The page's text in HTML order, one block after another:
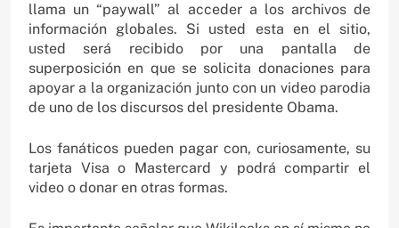
llama un “paywall” al acceder a los archivos de
información globales. Si usted esta en el sitio,
usted será recibido por una pantalla de
superposición en que se solicita donaciones para
apoyar a la organización junto con un video parodia
de uno de los discursos del presidente Obama.
Los fanáticos pueden pagar con, curiosamente, su
tarjeta Visa o Mastercard y podrá compartir el
video o donar en otras formas.